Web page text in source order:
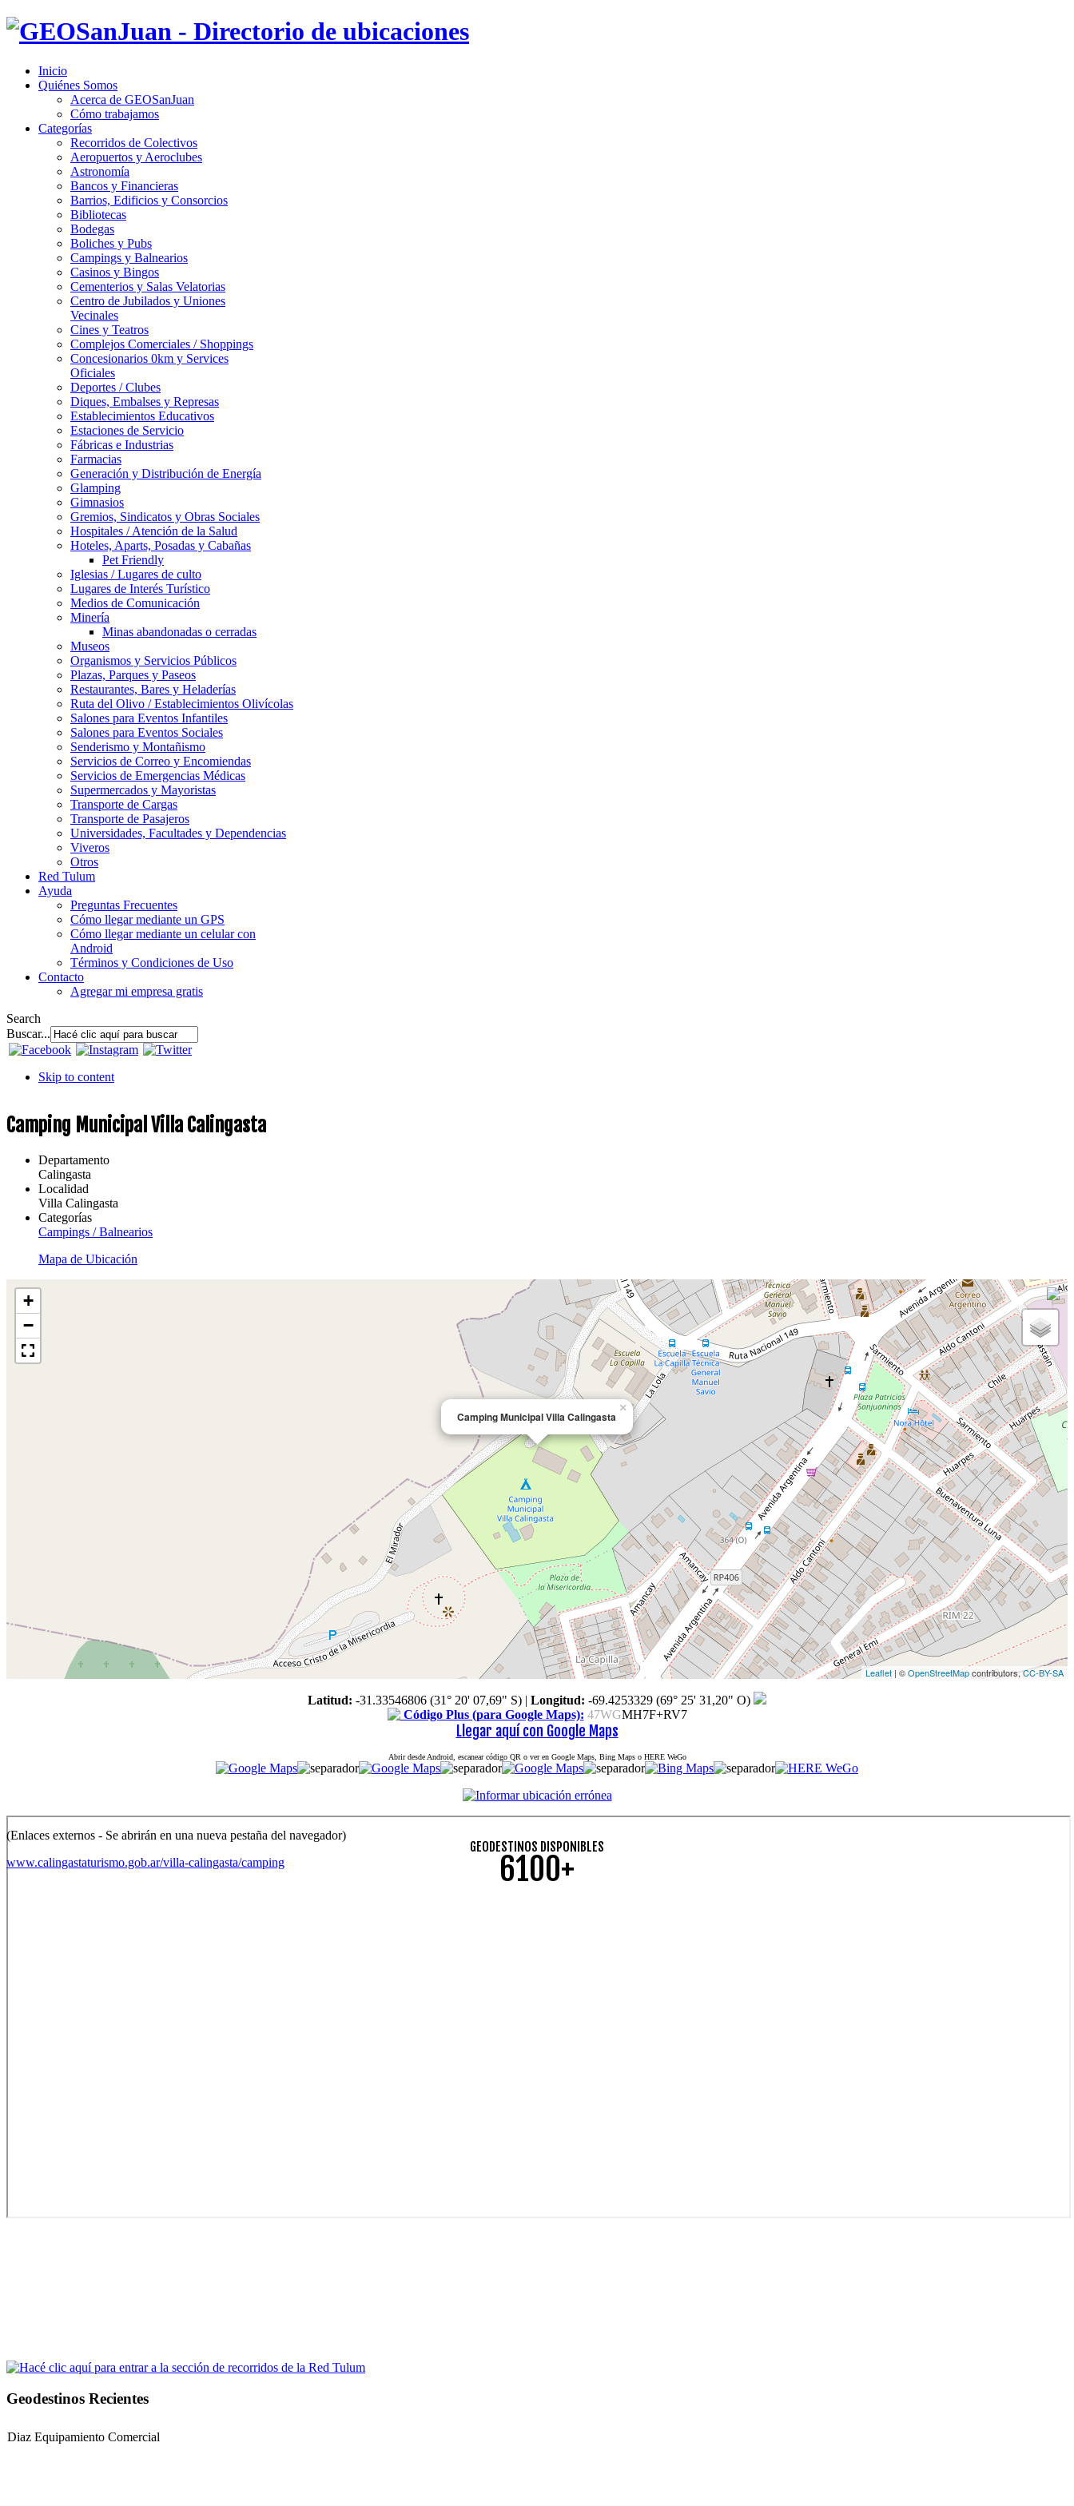
Inicio
Quiénes Somos
Acerca de GEOSanJuan
Cómo trabajamos
Categorías
Recorridos de Colectivos
Aeropuertos y Aeroclubes
Astronomía
Bancos y Financieras
Barrios, Edificios y Consorcios
Bibliotecas
Bodegas
Boliches y Pubs
Campings y Balnearios
Casinos y Bingos
Cementerios y Salas Velatorias
Centro de Jubilados y Uniones
Vecinales
Cines y Teatros
Complejos Comerciales / Shoppings
Concesionarios 0km y Services
Oficiales
Deportes / Clubes
Diques, Embalses y Represas
Establecimientos Educativos
Estaciones de Servicio
Fábricas e Industrias
Farmacias
Generación y Distribución de Energía
Glamping
Gimnasios
Gremios, Sindicatos y Obras Sociales
Hospitales / Atención de la Salud
Hoteles, Aparts, Posadas y Cabañas
Pet Friendly
Iglesias / Lugares de culto
Lugares de Interés Turístico
Medios de Comunicación
Minería
Minas abandonadas o cerradas
Museos
Organismos y Servicios Públicos
Plazas, Parques y Paseos
Restaurantes, Bares y Heladerías
Ruta del Olivo / Establecimientos Olivícolas
Salones para Eventos Infantiles
Salones para Eventos Sociales
Senderismo y Montañismo
Servicios de Correo y Encomiendas
Servicios de Emergencias Médicas
Supermercados y Mayoristas
Transporte de Cargas
Transporte de Pasajeros
Universidades, Facultades y Dependencias
Viveros
Otros
Red Tulum
Ayuda
Preguntas Frecuentes
Cómo llegar mediante un GPS
Cómo llegar mediante un celular con
Android
Términos y Condiciones de Uso
Contacto
Agregar mi empresa gratis
Search
Buscar...
Skip to content
Camping Municipal Villa Calingasta
Departamento
Calingasta
Localidad
Villa Calingasta
Categorías
Campings / Balnearios
Mapa de Ubicación
Camping Municipal Villa Calingasta
×
+
−
Leaflet | ©OpenStreetMapcontributors,CC-BY-SA
Latitud: -31.33546806 (31° 20' 07,69" S) | Longitud: -69.4253329 (69° 25' 31,20" O)
Código Plus (para Google Maps): 47WGMH7F+RV7
Llegar aquí con Google Maps
Abrir desde Android, escanear código QR o ver en Google Maps, Bing Maps o HERE WeGo
(Enlaces externos - Se abrirán en una nueva pestaña del navegador)
www.calingastaturismo.gob.ar/villa-calingasta/camping
GEODESTINOS DISPONIBLES
6100+
Geodestinos Recientes
Diaz Equipamiento Comercial